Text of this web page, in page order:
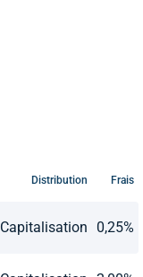
Distribution Frais
Capitalisation 0,25%